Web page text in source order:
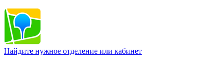
Найдите нужное отделение или кабинет